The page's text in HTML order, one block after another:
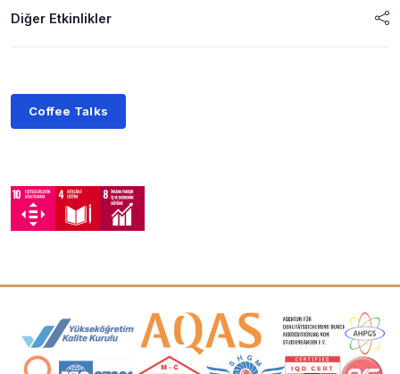
Diğer Etkinlikler
Coffee Talks
Akreditasyon ve Üyelik Logoları